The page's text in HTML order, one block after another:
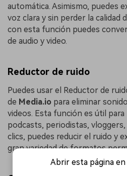
automática. Asimismo, puedes
voz clara y sin perder la calidad
con esta función puedes
de audio y video.
Reductor de ruido
Puedes usar el Reductor de
de Media.io para eliminar
videos. Esta función es útil para
podcasts, periodistas,
clics, puedes reducir el ruido y
gran variedad de formatos
Abrir esta página en